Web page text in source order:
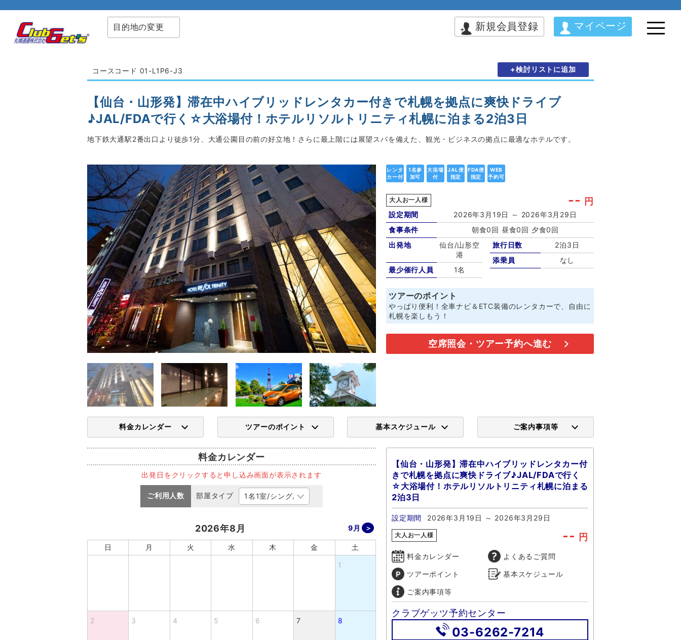
目的地の変更 新規会員登録 マイページ
コースコード 01-L1P6-J3 +検討リストに追加
【仙台・山形発】滞在中ハイブリッドレンタカー付きで札幌を拠点に爽快ドライブ
♪JAL/FDAで行く☆大浴場付！ホテルリソルトリニティ札幌に泊まる2泊3日
地下鉄大通駅2番出口より徒歩1分、大通公園目の前の好立地！さらに最上階には展望スパを備えた、観光・ビジネスの拠点に最適なホテルです。
レンタ
カー付
1名参
加可
大浴場
付
JAL便
指定
FDA便
指定
WEB
予約可
大人お一人様 -- 円
設定期間
2026年3月19日 ～ 2026年3月29日
食事条件
朝食0回 昼食0回 夕食0回
出発地
仙台/山形空
港
最少催行人員
1名
旅行日数
2泊3日
添乗員
なし
ツアーのポイント
やっぱり便利！全車ナビ＆ETC装備のレンタカーで、自由に
札幌を楽しもう！
空席照会・ツアー予約へ進む
料金カレンダー ツアーのポイント 基本スケジュール ご案内事項等
料金カレンダー
出発日をクリックすると申し込み画面が表示されます
ご利用人数 部屋タイプ
2026年8月 9月
日 月 火 水 木 金 土
1
2 3 4 5 6 7 8
【仙台・山形発】滞在中ハイブリッドレンタカー付
きで札幌を拠点に爽快ドライブ♪JAL/FDAで行く
☆大浴場付！ホテルリソルトリニティ札幌に泊まる
2泊3日
設定期間 2026年3月19日 ～ 2026年3月29日
大人お一人様 -- 円
料金カレンダー よくあるご質問
ツアーポイント 基本スケジュール
ご案内事項等
クラブゲッツ予約センター
03-6262-7214